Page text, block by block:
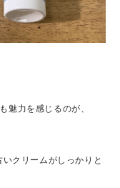
魅力を感じるのが、
クリームがしっかりと